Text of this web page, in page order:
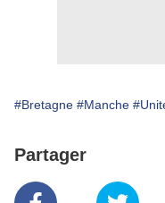
#Bretagne #Manche
Partager